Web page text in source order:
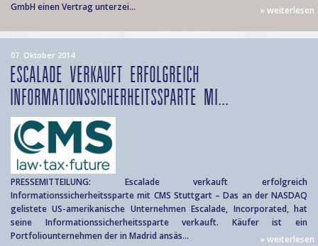
GmbH einen Vertrag unterzei...
» weiterlesen
07. Oktober 2014
ESCALADE VERKAUFT ERFOLGREICH
INFORMATIONSSICHERHEITSSPARTE MI...
PRESSEMITTEILUNG: Escalade verkauft erfolgreich
Informationssicherheitssparte mit CMS Stuttgart – Das an der NASDAQ
gelistete US-amerikanische Unternehmen Escalade, Incorporated, hat
seine Informationssicherheitssparte verkauft. Käufer ist ein
Portfoliounternehmen der in Madrid ansäs...
» weiterlesen